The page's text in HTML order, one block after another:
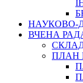
НАУКОВО-
ВЧЕНА
ПЛАН